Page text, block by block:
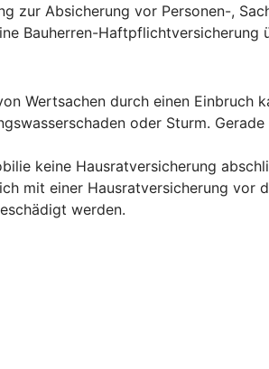
zur Absicherung vor Personen-,
Bauherren-Haftpflichtversicherung
Wertsachen durch einen
oder Sturm.
keine Hausratversicherung
mit einer Hausratversicherung
werden.